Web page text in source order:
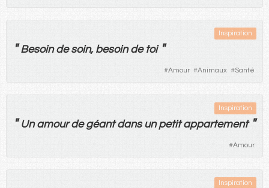
Inspiration
" Besoin de soin, besoin de toi "
#Amour #Animaux #Santé
Inspiration
" Un amour de géant dans un petit appartement "
#Amour
Inspiration